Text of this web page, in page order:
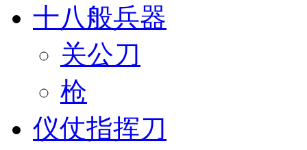
十八般兵器
关公刀
枪
仪仗指挥刀